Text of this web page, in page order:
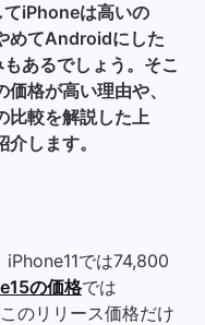
てiPhoneは高いの
めてAndroidにした
あるでしょう。そこ
格が高い理由や、
比較を解説した上
します。
では74,800
の価格では
のリリース価格だけ